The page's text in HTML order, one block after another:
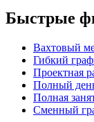
Быстрые
Вахтовый
Гибкий
Проектная
Полный
Полная
Сменный